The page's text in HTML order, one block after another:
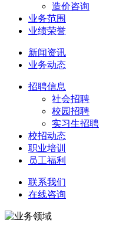
造价咨询
业务范围
业绩荣誉
新闻资讯
业务动态
招聘信息
社会招聘
校园招聘
实习生招聘
校招动态
职业培训
员工福利
联系我们
在线咨询